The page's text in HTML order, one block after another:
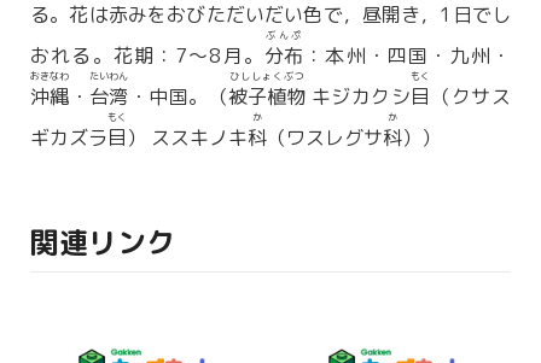
る。花は赤みをおびただいだい色で，昼開き，1日でし
おれる。花期：7〜8月。 分布
ぶんぷ
：本州・四国・九州・
沖縄
おきなわ
・ 台湾
たいわん
・中国。（被子植物
ひししょくぶつ
キジカクシ目
もく
（クサス
ギカズラ目
もく
） ススキノキ科
か
（ワスレグサ科
か
））
関連リンク